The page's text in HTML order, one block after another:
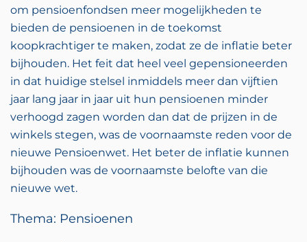
om pensioenfondsen meer mogelijkheden te
bieden de pensioenen in de toekomst
koopkrachtiger te maken, zodat ze de inflatie beter
bijhouden. Het feit dat heel veel gepensioneerden
in dat huidige stelsel inmiddels meer dan vijftien
jaar lang jaar in jaar uit hun pensioenen minder
verhoogd zagen worden dan dat de prijzen in de
winkels stegen, was de voornaamste reden voor de
nieuwe Pensioenwet. Het beter de inflatie kunnen
bijhouden was de voornaamste belofte van die
nieuwe wet.
Thema: Pensioenen